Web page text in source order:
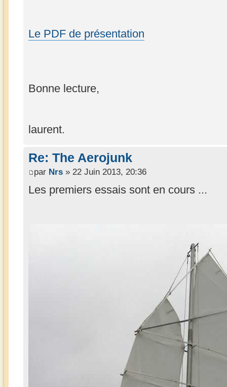
Le PDF de présentation
Bonne lecture,
laurent.
Re: The Aerojunk
par Nrs » 22 Juin 2013, 20:36
Les premiers essais sont en cours ...